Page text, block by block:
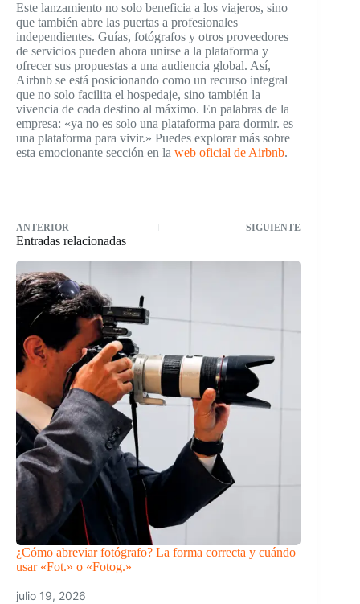
Este lanzamiento no solo beneficia a los viajeros, sino
que también abre las puertas a profesionales
independientes. Guías, fotógrafos y otros proveedores
de servicios pueden ahora unirse a la plataforma y
ofrecer sus propuestas a una audiencia global. Así,
Airbnb se está posicionando como un recurso integral
que no solo facilita el hospedaje, sino también la
vivencia de cada destino al máximo. En palabras de la
empresa: «ya no es solo una plataforma para dormir. es
una plataforma para vivir.» Puedes explorar más sobre
esta emocionante sección en la web oficial de Airbnb.
ANTERIOR SIGUIENTE
Entradas relacionadas
¿Cómo abreviar fotógrafo? La forma correcta y cuándo
usar «Fot.» o «Fotog.»
julio 19, 2026